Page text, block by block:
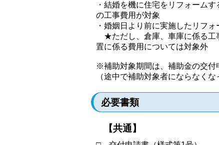
・結婚を機に住宅をリフォーム
の工事費用が対象
・婚姻日より前に実施したリフ
★ただし、倉庫、車庫に係る工
置に係る費用については対象外
※補助対象期間は、補助金の交付
（途中で補助対象者にならなく
必要書類
【共通】